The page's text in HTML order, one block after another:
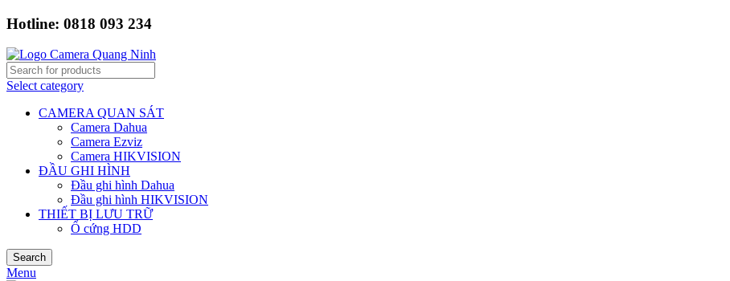
Hotline: 0818 093 234
Select category
CAMERA QUAN SÁT
Camera Dahua
Camera Ezviz
Camera HIKVISION
ĐẦU GHI HÌNH
Đầu ghi hình Dahua
Đầu ghi hình HIKVISION
THIẾT BỊ LƯU TRỮ
Ổ cứng HDD
Search
Menu